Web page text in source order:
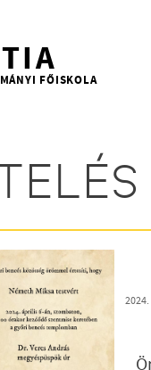
FŐISKOLA
2024.